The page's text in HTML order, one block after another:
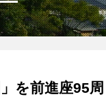
を前進座95周